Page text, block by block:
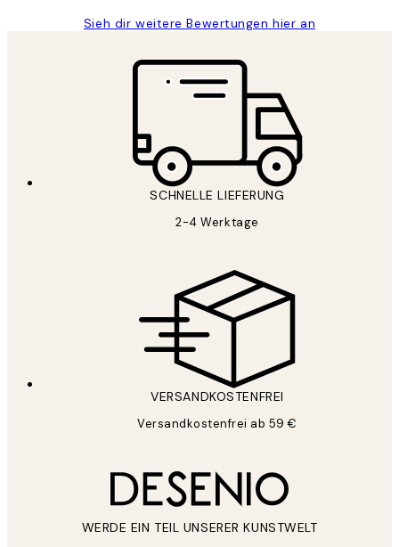
Sieh dir weitere Bewertungen hier an
SCHNELLE LIEFERUNG
2-4 Werktage
VERSANDKOSTENFREI
Versandkostenfrei ab 59 €
WERDE EIN TEIL UNSERER KUNSTWELT